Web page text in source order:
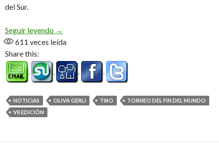
del Sur.
Seguir leyendo «Ya llegaron los Oficiales de Campo, estan
→
611 veces leída
Share this:
NOTICIAS OLIVA GERLI TIRO
TORNEO DEL FIN DEL MUNDO
VII EDICIÓN